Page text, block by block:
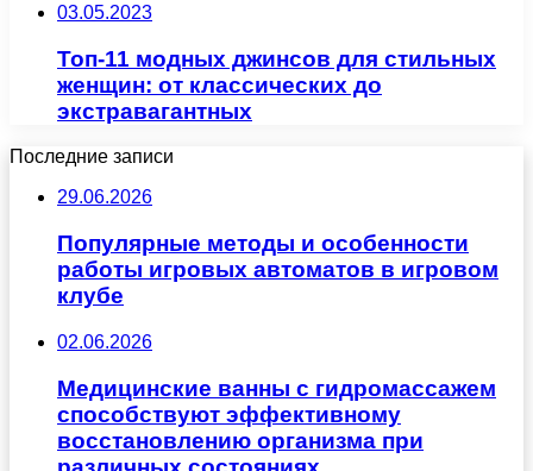
03.05.2023
Топ-11 модных джинсов для стильных
женщин: от классических до
экстравагантных
Последние записи
29.06.2026
Популярные методы и особенности
работы игровых автоматов в игровом
клубе
02.06.2026
Медицинские ванны с гидромассажем
способствуют эффективному
восстановлению организма при